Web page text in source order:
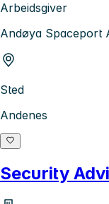
Arbeidsgiver
Andøya Spaceport
Sted
Andenes
Security